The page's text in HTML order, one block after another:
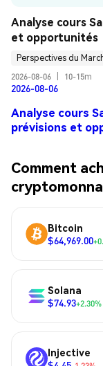
Analyse cours
et opportunités
Perspectives du
2026-08-06
10-15m
2026-08-06
Analyse cours
prévisions et
Comment
Bitcoin
$64,969.00
Solana
$74.93+2.30%
Injective